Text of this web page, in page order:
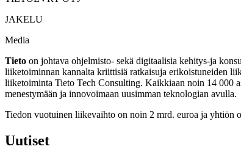
JAKELU
Media
Tieto on johtava ohjelmisto- sekä digitaalisia kehitys-ja
liiketoiminnan kannalta kriittisiä ratkaisuja erikoistuneiden
liiketoiminta Tieto Tech Consulting. Kaikkiaan noin 14 000
menestymään ja innovoimaan uusimman teknologian avulla.
Tiedon vuotuinen liikevaihto on noin 2 mrd. euroa ja yhtiön
Uutiset